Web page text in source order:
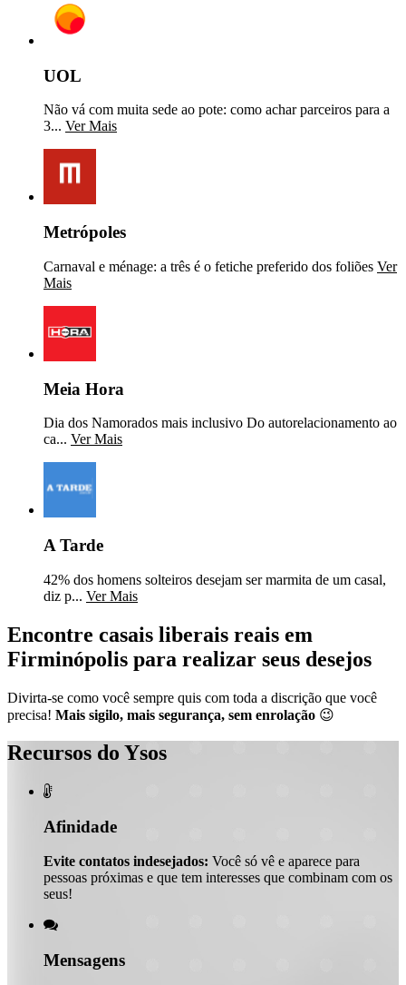
UOL
Não vá com muita sede ao pote: como achar parceiros para a
3... Ver Mais
Metrópoles
Carnaval e ménage: a três é o fetiche preferido dos foliões Ver
Mais
Meia Hora
Dia dos Namorados mais inclusivo Do autorelacionamento ao
ca... Ver Mais
A Tarde
42% dos homens solteiros desejam ser marmita de um casal,
diz p... Ver Mais
Encontre casais liberais reais em
Firminópolis para realizar seus desejos
Divirta-se como você sempre quis com toda a discrição que você
precisa! Mais sigilo, mais segurança, sem enrolação 😉
Recursos do Ysos

Afinidade
Evite contatos indesejados: Você só vê e aparece para
pessoas próximas e que tem interesses que combinam com os
seus!

Mensagens